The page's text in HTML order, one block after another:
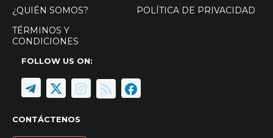
¿QUIÉN SOMOS?
POLÍTICA DE PRIVACIDAD
TÉRMINOS Y
CONDICIONES
FOLLOW US ON:
CONTÁCTENOS